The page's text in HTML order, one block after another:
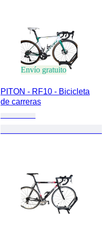
Envío gratuito
PITON - RF10 - Bicicleta
de carreras